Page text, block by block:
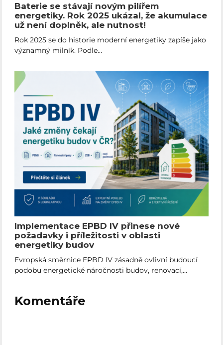
Baterie se stávají novým pilířem
energetiky. Rok 2025 ukázal, že akumulace
už není doplněk, ale nutnost!
Rok 2025 se do historie moderní energetiky zapíše jako
významný milník. Podle…
Implementace EPBD IV přinese nové
požadavky i příležitosti v oblasti
energetiky budov
Evropská směrnice EPBD IV zásadně ovlivní budoucí
podobu energetické náročnosti budov, renovací,…
Komentáře